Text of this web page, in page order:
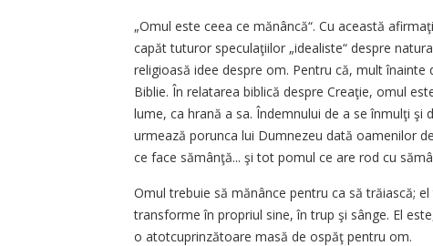
„Omul este ceea ce mănâncă“. Cu această
capăt tuturor speculaţiilor „idealiste“ despre
religioasă idee despre om. Pentru că, mult
Biblie. În relatarea biblică despre Creaţie, omul
lume, ca hrană a sa. Îndemnului de a se înmulţi
urmează porunca lui Dumnezeu dată oamenilor
ce face sămânţă... şi tot pomul ce are rod cu
Omul trebuie să mănânce pentru ca să trăiască;
transforme în propriul sine, în trup şi sânge. El
o atotcuprinzătoare masă de ospăţ pentru om.